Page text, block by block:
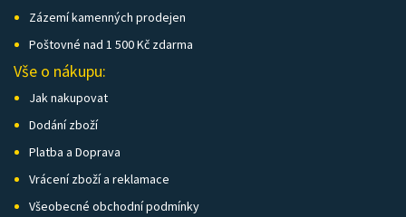
Zázemí kamenných prodejen
Poštovné nad 1 500 Kč zdarma
Vše o nákupu:
Jak nakupovat
Dodání zboží
Platba a Doprava
Vrácení zboží a reklamace
Všeobecné obchodní podmínky